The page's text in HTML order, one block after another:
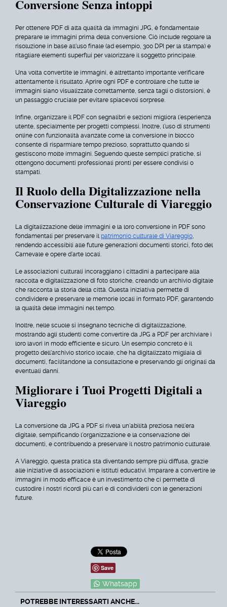
Conversione Senza intoppi
Per ottenere PDF di alta qualità da immagini JPG, è fondamentale
preparare le immagini prima della conversione. Ciò include regolare la
risoluzione in base all'uso finale (ad esempio, 300 DPI per la stampa) e
ritagliare elementi superflui per valorizzare il soggetto principale.
Una volta convertite le immagini, è altrettanto importante verificare
attentamente il risultato. Aprire ogni PDF e controllare che tutte le
immagini siano visualizzate correttamente, senza tagli o distorsioni, è
un passaggio cruciale per evitare spiacevoli sorprese.
Infine, organizzare il PDF con segnalibri e sezioni migliora l'esperienza
utente, specialmente per progetti complessi. Inoltre, l'uso di strumenti
online con funzionalità avanzate come la conversione in blocco
consente di risparmiare tempo prezioso, soprattutto quando si
gestiscono molte immagini. Seguendo queste semplici pratiche, si
ottengono documenti professionali pronti per essere condivisi o
stampati.
Il Ruolo della Digitalizzazione nella
Conservazione Culturale di Viareggio
La digitalizzazione delle immagini e la loro conversione in PDF sono
fondamentali per preservare il patrimonio culturale di Viareggio,
rendendo accessibili alle future generazioni documenti storici, foto del
Carnevale e opere d'arte locali.
Le associazioni culturali incoraggiano i cittadini a partecipare alla
raccolta e digitalizzazione di foto storiche, creando un archivio digitale
che racconta la storia della città. Questa iniziativa permette di
condividere e preservare le memorie locali in formato PDF, garantendo
la qualità delle immagini nel tempo.
Inoltre, nelle scuole si insegnano tecniche di digitalizzazione,
mostrando agli studenti come convertire da JPG a PDF per archiviare i
loro lavori in modo efficiente e sicuro. Un esempio concreto è il
progetto dell'archivio storico locale, che ha digitalizzato migliaia di
documenti, facilitandone la consultazione e preservando gli originali da
eventuali danni.
Migliorare i Tuoi Progetti Digitali a
Viareggio
La conversione da JPG a PDF si rivela un'abilità preziosa nell'era
digitale, semplificando l'organizzazione e la conservazione dei
documenti, e contribuendo a preservare il nostro patrimonio culturale.
A Viareggio, questa pratica sta diventando sempre più diffusa, grazie
alle iniziative di associazioni e istituti educativi. Imparare a convertire le
immagini in modo efficace è un investimento che ci permette di
custodire i nostri ricordi più cari e di condividerli con le generazioni
future.
Save
Whatsapp
POTREBBE INTERESSARTI ANCHE...